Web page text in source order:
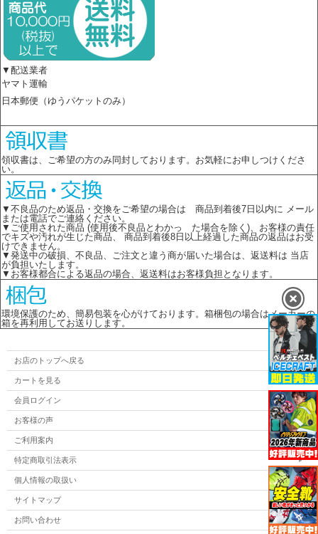
▼配送業者
ヤマト運輸
日本郵便（ゆうパケットのみ）
領収書は、ご希望の方のみ同封しております。お気軽にお申しつけくださ
い。
▼不良品のため返品・交換をご希望の場合は 商品到着後7日以内に メール
または電話でご連絡ください。
▼ご使用された商品 (使用後不良品とわかっ た場合を除く)、お客様の責任
でキズや汚れが生じた商品、 商品到着後8日以上経過した商品の返品はお受
けできません。
▼発送中の破損、不良品、ご注文と違う商が届いた場合は、返送料は 当店
が負担いたします。
▼お客様都合による返品の場合、返送料はお客様負担となります。
環境保護のため、簡易包装を心がけております。箱梱包の場合はメーカーの
箱を再利用してお送りします。
お店のトップへ戻る
カートを見る
会員ログイン
お客様の声
ご利用案内
特定商取引法表示
個人情報の取扱い
サイトマップ
お問い合わせ